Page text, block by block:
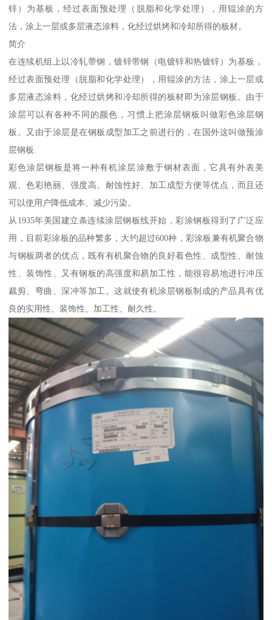
锌）为基板，经过表面预处理（脱脂和化学处理），用辊涂的方
法，涂上一层或多层液态涂料，化经过烘烤和冷却所得的板材。
简介
在连续机组上以冷轧带钢，镀锌带钢（电镀锌和热镀锌）为基板，
经过表面预处理（脱脂和化学处理），用辊涂的方法，涂上一层或
多层液态涂料，化经过烘烤和冷却所得的板材即为涂层钢板。由于
涂层可以有各种不同的颜色，习惯上把涂层钢板叫做彩色涂层钢
板。又由于涂层是在钢板成型加工之前进行的，在国外这叫做预涂
层钢板.
彩色涂层钢板是将一种有机涂层涂敷于钢材表面，它具有外表美
观、色彩艳丽、强度高、耐蚀性好、加工成型方便等优点，而且还
可以使用户降低成本、减少污染。
从1935年美国建立条连续涂层钢板线开始，彩涂钢板得到了广泛应
用，目前彩涂板的品种繁多，大约超过600种，彩涂板兼有机聚合物
与钢板两者的优点，既有有机聚合物的良好着色性、成型性、耐蚀
性、装饰性、又有钢板的高强度和易加工性，能很容易地进行冲压
裁剪、弯曲、深冲等加工。这就使有机涂层钢板制成的产品具有优
良的实用性、装饰性、加工性、耐久性。